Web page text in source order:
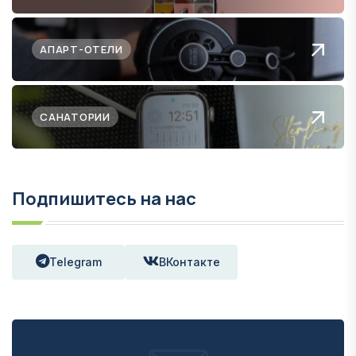
АПАРТ-ОТЕЛИ
САНАТОРИИ
Подпишитесь на нас
Telegram ВКонтакте